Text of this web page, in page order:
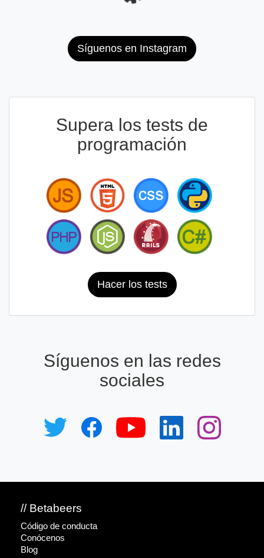
Síguenos en Instagram
Supera los tests de
programación
Hacer los tests
Síguenos en las redes
sociales
// Betabeers
Código de conducta
Conócenos
Blog